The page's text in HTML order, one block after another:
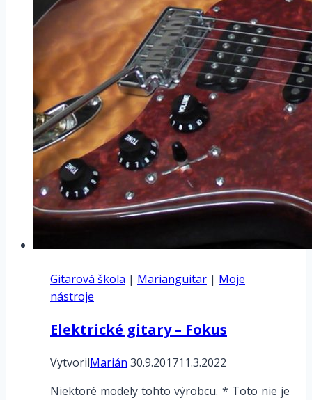
Gitarová škola | Marianguitar | Moje
nástroje
Elektrické gitary – Fokus
VytvorilMarián 30.9.201711.3.2022
Niektoré modely tohto výrobcu. * Toto nie je